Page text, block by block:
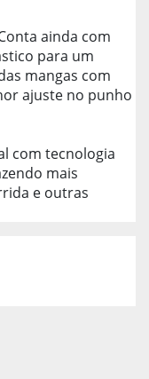
ainda com
para um
mangas com
ajuste no punho
com tecnologia
mais
e outras